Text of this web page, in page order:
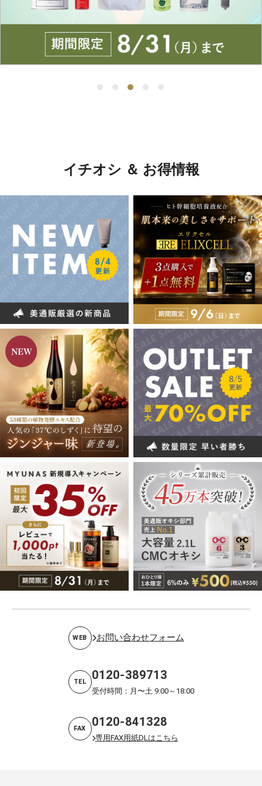
イチオシ ＆ お得情報
WEB お問い合わせフォーム
TEL 0120-389713
受付時間：月〜土 9:00～18:00
FAX 0120-841328
専用FAX用紙DLはこちら